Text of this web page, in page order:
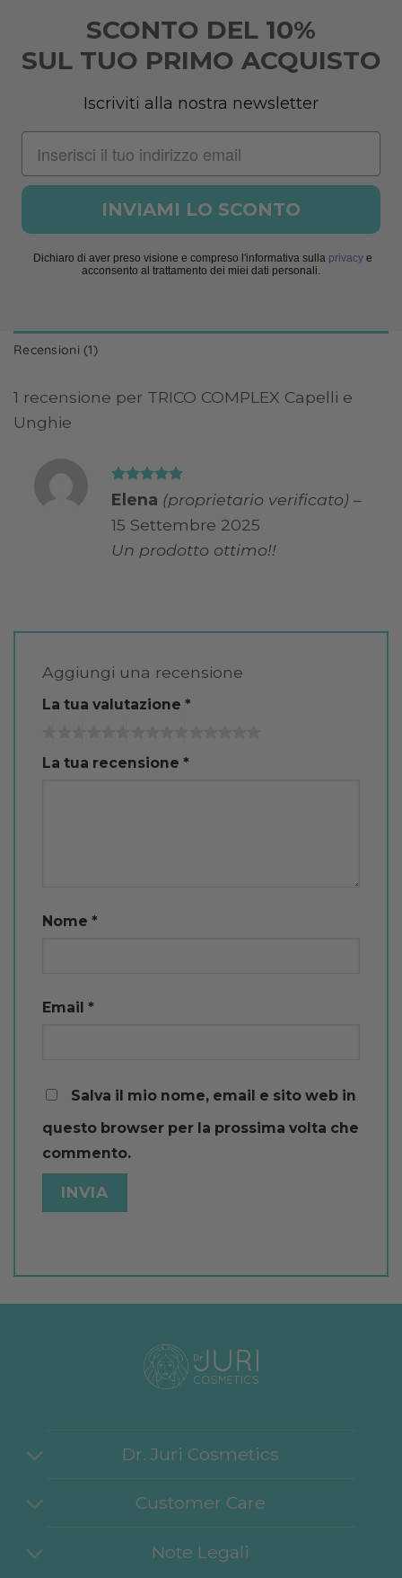
SCONTO DEL 10%
SUL TUO PRIMO ACQUISTO
Iscriviti alla nostra newsletter
INVIAMI LO SCONTO
Dichiaro di aver preso visione e compreso l'informativa sulla privacy e
acconsento al trattamento dei miei dati personali.
Recensioni (1)
1 recensione per TRICO COMPLEX Capelli e
Unghie
Valutato5
su 5
Elena (proprietario verificato) –
15 Settembre 2025
Un prodotto ottimo!!
Aggiungi una recensione
La tua valutazione *
La tua recensione *
Nome *
Email *
Salva il mio nome, email e sito web in
questo browser per la prossima volta che
commento.
Dr. Juri Cosmetics
Customer Care
Note Legali